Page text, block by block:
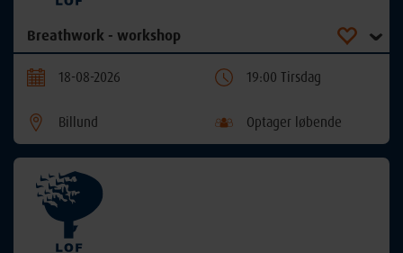
Breathwork - workshop
18-08-2026 19:00 Tirsdag
Billund Optager løbende